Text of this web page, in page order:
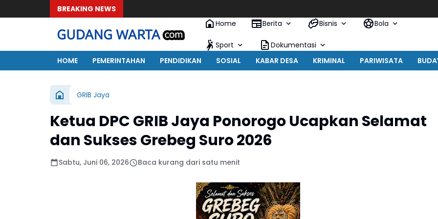
BREAKING NEWS
Home
Berita Bisnis Bola
Sport
Dokumentasi
HOME
PEMERINTAHAN PENDIDIKAN SOSIAL KABAR DESA KRIMINAL PARIWISATA
GRIB Jaya
Ketua DPC GRIB Jaya Ponorogo Ucapkan Selamat
dan Sukses Grebeg Suro 2026
Sabtu, Juni 06, 2026 Baca kurang dari satu menit